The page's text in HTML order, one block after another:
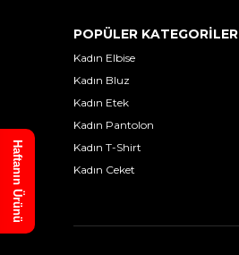
POPÜLER KATEGORİLER
Kadın Elbise
Kadın Bluz
Kadın Etek
Kadın Pantolon
Kadın T-Shirt
Kadın Ceket
Haftanın Ürünü